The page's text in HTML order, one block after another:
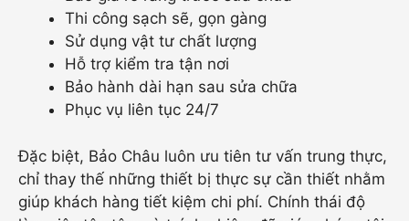
Thi công sạch sẽ, gọn gàng
Sử dụng vật tư chất lượng
Hỗ trợ kiểm tra tận nơi
Bảo hành dài hạn sau sửa chữa
Phục vụ liên tục 24/7
Đặc biệt, Bảo Châu luôn ưu tiên tư vấn trung thực,
chỉ thay thế những thiết bị thực sự cần thiết nhằm
giúp khách hàng tiết kiệm chi phí. Chính thái độ